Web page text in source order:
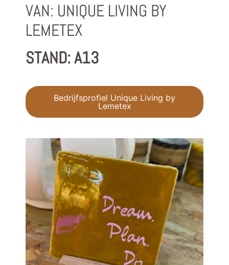
VAN: UNIQUE LIVING BY
LEMETEX
STAND: A13
Bedrijfsprofiel Unique Living by
Lemetex